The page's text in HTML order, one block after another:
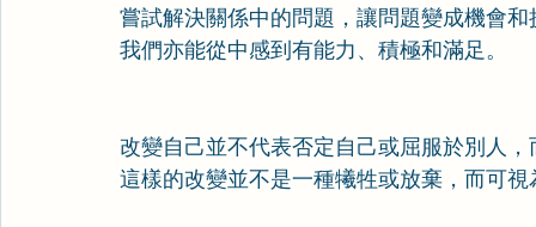
嘗試解決關係中的問題，讓問題變成機會和
我們亦能從中感到有能力、積極和滿足。
改變自己並不代表否定自己或屈服於別人
這樣的改變並不是一種犧牲或放棄，而可